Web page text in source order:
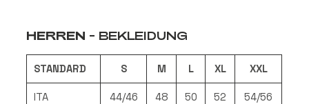
HERREN - BEKLEIDUNG
STANDARD S M L XL XXL
ITA 44/46 48 50 52 54/56